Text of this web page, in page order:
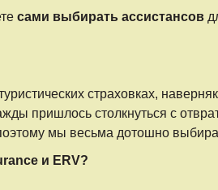
сами выбирать ассистансов
страховках,
пришлось столкнуться с
мы весьма дотошно
и ERV?